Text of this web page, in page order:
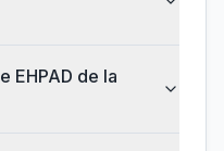
EHPAD de la